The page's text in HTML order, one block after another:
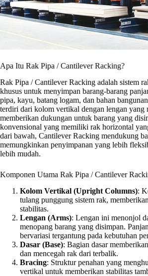
Apa Itu Rak Pipa / Cantilever Racking?
Rak Pipa / Cantilever Racking adalah sistem
khusus untuk menyimpan barang-barang
pipa, kayu, batang logam, dan bahan
terdiri dari kolom vertikal dengan lengan yang
memberikan dukungan untuk barang yang
konvensional yang memiliki rak horizontal
dari bawah, Cantilever Racking mendukung
memungkinkan penyimpanan yang lebih
lebih mudah.
Komponen Utama Rak Pipa / Cantilever
Kolom Vertikal (Upright Columns):
tulang punggung sistem rak,
stabilitas.
Lengan (Arms): Lengan ini menonjol
menopang barang yang disimpan.
bervariasi tergantung pada kebutuhan
Dasar (Base): Bagian dasar
dan mencegah rak dari terbalik.
Bracing: Struktur penahan yang
vertikal untuk memberikan stabilitas